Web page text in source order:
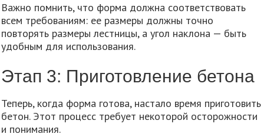
Важно помнить, что форма должна соответствовать
всем требованиям: ее размеры должны точно
повторять размеры лестницы, а угол наклона — быть
удобным для использования.
Этап 3: Приготовление бетона
Теперь, когда форма готова, настало время приготовить
бетон. Этот процесс требует некоторой осторожности
и понимания.